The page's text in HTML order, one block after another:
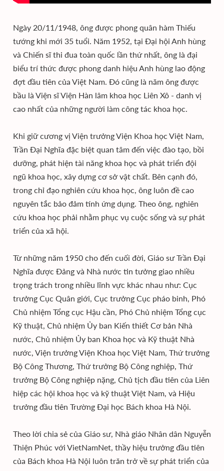
Ngày 20/11/1948, ông được phong quân hàm Thiếu
tướng khi mới 35 tuổi. Năm 1952, tại Đại hội Anh hùng
và Chiến sĩ thi đua toàn quốc lần thứ nhất, ông là đại
biểu trí thức được phong danh hiệu Anh hùng lao động
đợt đầu tiên của Việt Nam. Đó cũng là năm ông được
bầu là Viện sĩ Viện Hàn lâm khoa học Liên Xô - danh vị
cao nhất của những người làm công tác khoa học.
Khi giữ cương vị Viện trưởng Viện Khoa học Việt Nam,
Trần Đại Nghĩa đặc biệt quan tâm đến việc đào tạo, bồi
dưỡng, phát hiện tài năng khoa học và phát triển đội
ngũ khoa học, xây dựng cơ sở vật chất. Bên cạnh đó,
trong chỉ đạo nghiên cứu khoa học, ông luôn đề cao
nguyên tắc bảo đảm tính ứng dụng. Theo ông, nghiên
cứu khoa học phải nhằm phục vụ cuộc sống và sự phát
triển của xã hội.
Từ những năm 1950 cho đến cuối đời, Giáo sư Trần Đại
Nghĩa được Đảng và Nhà nước tin tưởng giao nhiều
trọng trách trong nhiều lĩnh vực khác nhau như: Cục
trưởng Cục Quân giới, Cục trưởng Cục pháo binh, Phó
Chủ nhiệm Tổng cục Hậu cần, Phó Chủ nhiệm Tổng cục
Kỹ thuật, Chủ nhiệm Ủy ban Kiến thiết Cơ bản Nhà
nước, Chủ nhiệm Ủy ban Khoa học và Kỹ thuật Nhà
nước, Viện trưởng Viện Khoa học Việt Nam, Thứ trưởng
Bộ Công Thương, Thứ trưởng Bộ Công nghiệp, Thứ
trưởng Bộ Công nghiệp nặng, Chủ tịch đầu tiên của Liên
hiệp các hội khoa học và kỹ thuật Việt Nam, và Hiệu
trưởng đầu tiên Trường Đại học Bách khoa Hà Nội.
Theo lời chia sẻ của Giáo sư, Nhà giáo Nhân dân Nguyễn
Thiện Phúc với VietNamNet, thầy hiệu trưởng đầu tiên
của Bách khoa Hà Nội luôn trăn trở về sự phát triển của